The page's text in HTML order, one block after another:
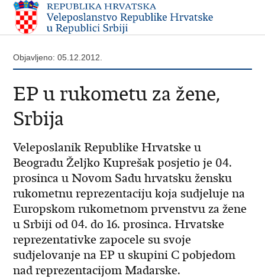
Objavljeno: 05.12.2012.
EP u rukometu za žene,
Srbija
Veleposlanik Republike Hrvatske u
Beogradu Željko Kuprešak posjetio je 04.
prosinca u Novom Sadu hrvatsku žensku
rukometnu reprezentaciju koja sudjeluje na
Europskom rukometnom prvenstvu za žene
u Srbiji od 04. do 16. prosinca. Hrvatske
reprezentativke zapocele su svoje
sudjelovanje na EP u skupini C pobjedom
nad reprezentacijom Madarske.